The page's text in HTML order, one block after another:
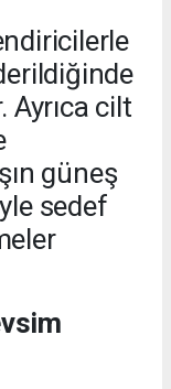
cilt
güneş
sedef